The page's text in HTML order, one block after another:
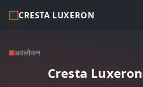
CRESTA LUXERON
अवलोकन
Cresta Luxeron